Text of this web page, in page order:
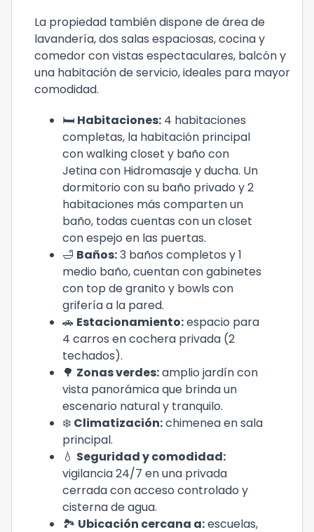
La propiedad también dispone de área de
lavandería, dos salas espaciosas, cocina y
comedor con vistas espectaculares, balcón y
una habitación de servicio, ideales para mayor
comodidad.
🛏️ Habitaciones: 4 habitaciones
completas, la habitación principal
con walking closet y baño con
Jetina con Hidromasaje y ducha. Un
dormitorio con su baño privado y 2
habitaciones más comparten un
baño, todas cuentas con un closet
con espejo en las puertas.
🛁 Baños:3 baños completos y 1
medio baño, cuentan con gabinetes
con top de granito y bowls con
grifería a la pared.
🚗 Estacionamiento:espacio para
4 carros en cochera privada (2
techados).
🌳 Zonas verdes:amplio jardín con
vista panorámica que brinda un
escenario natural y tranquilo.
❄️ Climatización:chimenea en sala
principal.
💧 Seguridad y comodidad:
vigilancia 24/7 en una privada
cerrada con acceso controlado y
cisterna de agua.
🏞️ Ubicación cercana a:escuelas,